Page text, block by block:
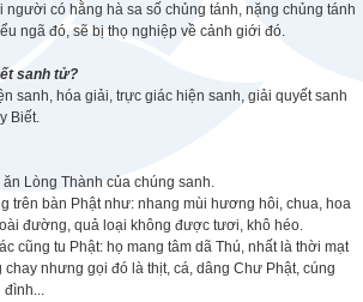
người có hằng hà sa số chủng tánh, nặng chủng tánh
ngã đó, sẽ bị thọ nghiệp về cảnh giới đó.
sanh tử?
sanh, hóa giải, trực giác hiện sanh, giải quyết sanh
Biết.
Lòng Thành của chúng sanh.
trên bàn Phật như: nhang mùi hương hôi, chua, hoa
đường, quả loại không được tươi, khô héo.
cũng tu Phật: họ mang tâm dã Thú, nhất là thời mạt
nhưng gọi đó là thịt, cá, dâng Chư Phật, cúng
đình...